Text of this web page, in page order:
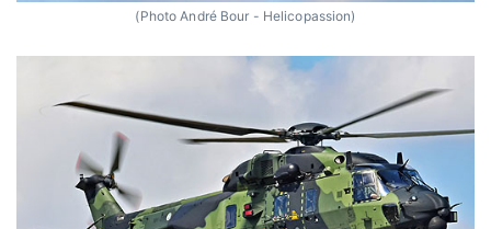
(Photo André Bour - Helicopassion)